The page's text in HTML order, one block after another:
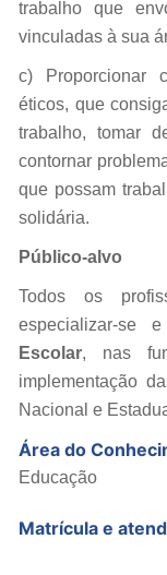
trabalho que
vinculadas à sua
c) Proporcionar
éticos, que
trabalho, tomar
contornar
que possam
solidária.
Público-alvo
Todos os
especializar-se
Escolar, nas
implementação
Nacional e
Área do
Educação
Matrícula e